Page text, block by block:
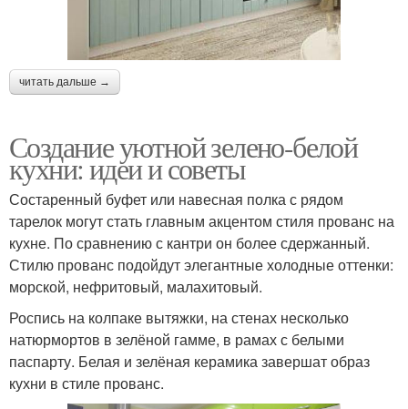
читать дальше →
Создание уютной зелено-белой
кухни: идеи и советы
Состаренный буфет или навесная полка с рядом
тарелок могут стать главным акцентом стиля прованс на
кухне. По сравнению с кантри он более сдержанный.
Стилю прованс подойдут элегантные холодные оттенки:
морской, нефритовый, малахитовый.
Роспись на колпаке вытяжки, на стенах несколько
натюрмортов в зелёной гамме, в рамах с белыми
паспарту. Белая и зелёная керамика завершат образ
кухни в стиле прованс.